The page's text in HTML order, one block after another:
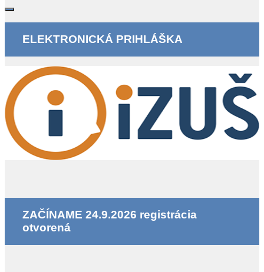
ELEKTRONICKÁ PRIHLÁŠKA
ZAČÍNAME 24.9.2026 registrácia
otvorená